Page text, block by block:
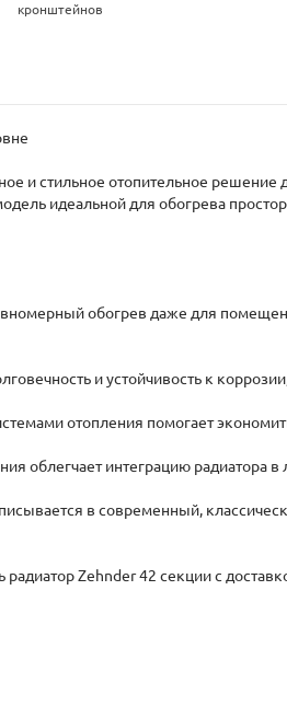
кронштейнов
и стильное отопительное
идеальной для обогрева
обогрев даже для
и устойчивость к
отопления помогает
облегчает интеграцию радиатора
в современный,
Zehnder 42 секции с